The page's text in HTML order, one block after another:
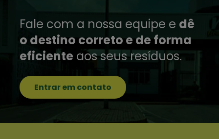
Fale com a nossa equipe e dê
o destino correto e de forma
eficiente aos seus resíduos.
Entrar em contato